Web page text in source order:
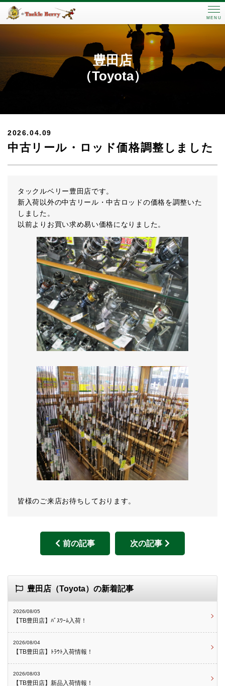
MENU
豊田店
（Toyota）
2026.04.09
中古リール・ロッド価格調整しました
タックルベリー豊田店です。
新入荷以外の中古リール・中古ロッドの価格を調整いた
しました。
以前よりお買い求め易い価格になりました。
皆様のご来店お待ちしております。
前の記事 次の記事
豊田店（Toyota）の新着記事
2026/08/05
【TB豊田店】ﾊﾞｽﾜｰﾑ入荷！
2026/08/04
【TB豊田店】ﾄﾗｳﾄ入荷情報！
2026/08/03
【TB豊田店】新品入荷情報！